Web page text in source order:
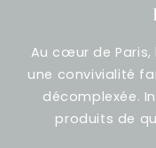
Au cœur de
une convivialité
décomplexée.
produits de